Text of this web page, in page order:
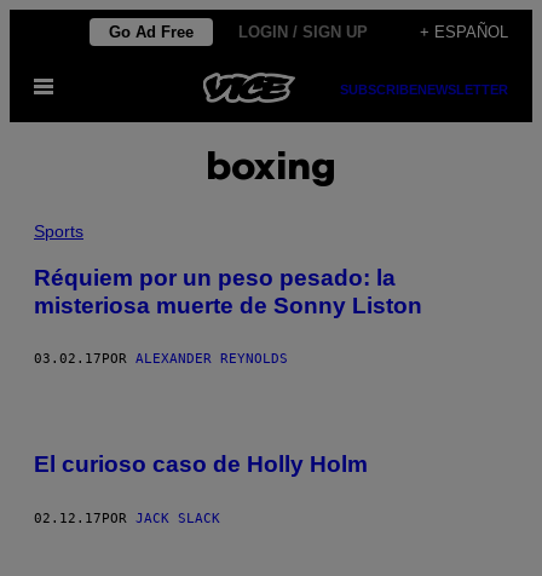
contenido
Go Ad Free LOGIN / SIGN UP + ESPAÑOL
Abrir
SUBSCRIBENEWSLETTER
boxing
Sports
Réquiem por un peso pesado: la
misteriosa muerte de Sonny Liston
03.02.17 POR ALEXANDER REYNOLDS
El curioso caso de Holly Holm
02.12.17POR JACK SLACK